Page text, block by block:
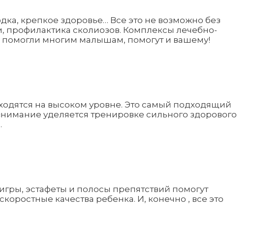
крепкое здоровье… Все это не возможно без
профилактика сколиозов. Комплексы лечебно-
многим малышам, помогут и вашему!
на высоком уровне. Это самый подходящий
уделяется тренировке сильного здорового
эстафеты и полосы препятствий помогут
качества ребенка. И, конечно , все это